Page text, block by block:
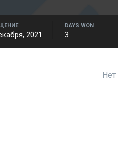
2021
DAYS WON
3
Нет